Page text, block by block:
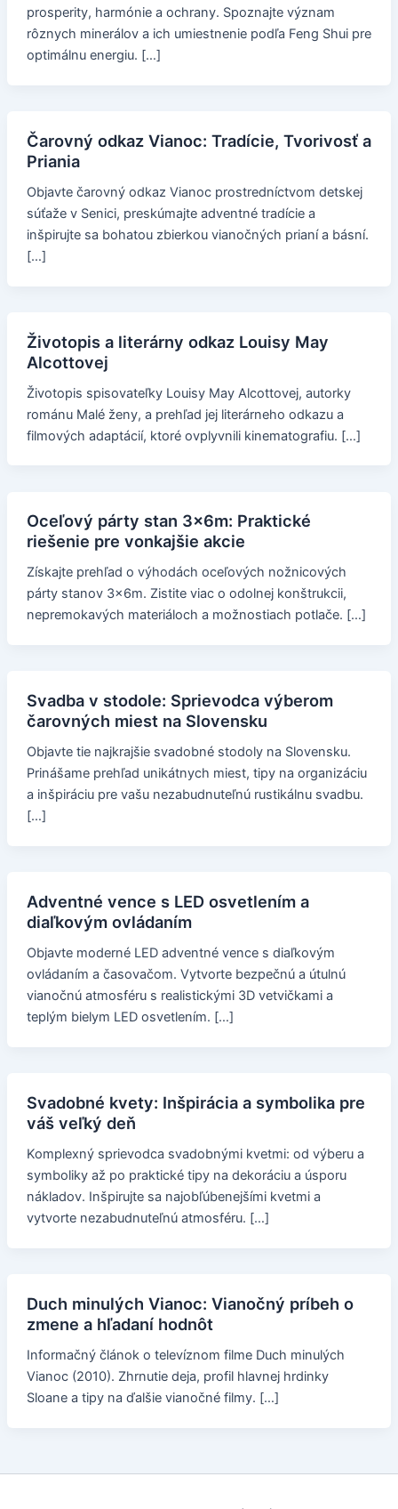
prosperity, harmónie a ochrany. Spoznajte význam
rôznych minerálov a ich umiestnenie podľa Feng Shui pre
optimálnu energiu. […]
Čarovný odkaz Vianoc: Tradície, Tvorivosť a
Priania
Objavte čarovný odkaz Vianoc prostredníctvom detskej
súťaže v Senici, preskúmajte adventné tradície a
inšpirujte sa bohatou zbierkou vianočných prianí a básní.
[…]
Životopis a literárny odkaz Louisy May
Alcottovej
Životopis spisovateľky Louisy May Alcottovej, autorky
románu Malé ženy, a prehľad jej literárneho odkazu a
filmových adaptácií, ktoré ovplyvnili kinematografiu. […]
Oceľový párty stan 3x6m: Praktické
riešenie pre vonkajšie akcie
Získajte prehľad o výhodách oceľových nožnicových
párty stanov 3x6m. Zistite viac o odolnej konštrukcii,
nepremokavých materiáloch a možnostiach potlače. […]
Svadba v stodole: Sprievodca výberom
čarovných miest na Slovensku
Objavte tie najkrajšie svadobné stodoly na Slovensku.
Prinášame prehľad unikátnych miest, tipy na organizáciu
a inšpiráciu pre vašu nezabudnuteľnú rustikálnu svadbu.
[…]
Adventné vence s LED osvetlením a
diaľkovým ovládaním
Objavte moderné LED adventné vence s diaľkovým
ovládaním a časovačom. Vytvorte bezpečnú a útulnú
vianočnú atmosféru s realistickými 3D vetvičkami a
teplým bielym LED osvetlením. […]
Svadobné kvety: Inšpirácia a symbolika pre
váš veľký deň
Komplexný sprievodca svadobnými kvetmi: od výberu a
symboliky až po praktické tipy na dekoráciu a úsporu
nákladov. Inšpirujte sa najobľúbenejšími kvetmi a
vytvorte nezabudnuteľnú atmosféru. […]
Duch minulých Vianoc: Vianočný príbeh o
zmene a hľadaní hodnôt
Informačný článok o televíznom filme Duch minulých
Vianoc (2010). Zhrnutie deja, profil hlavnej hrdinky
Sloane a tipy na ďalšie vianočné filmy. […]